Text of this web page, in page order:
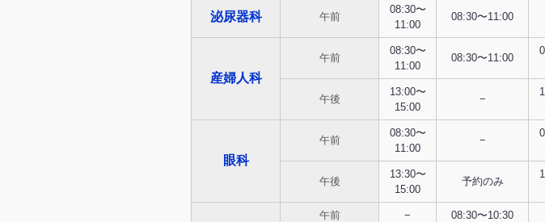
泌尿器科 午前
08:30〜
11:00
08:30〜11:00
産婦人科
午前
08:30〜
11:00
08:30〜11:00
午後
13:00〜
15:00
−
眼科
午前
08:30〜
11:00
−
午後
13:30〜
15:00
予約のみ
午前 − 08:30〜10:30